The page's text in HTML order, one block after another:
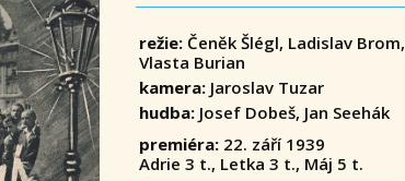
režie: Čeněk Šlégl, Ladislav Brom,
Vlasta Burian
kamera:Jaroslav Tuzar
hudba: Josef Dobeš, Jan Seehák
premiéra: 22. září 1939
Adrie 3 t., Letka 3 t., Máj 5 t.